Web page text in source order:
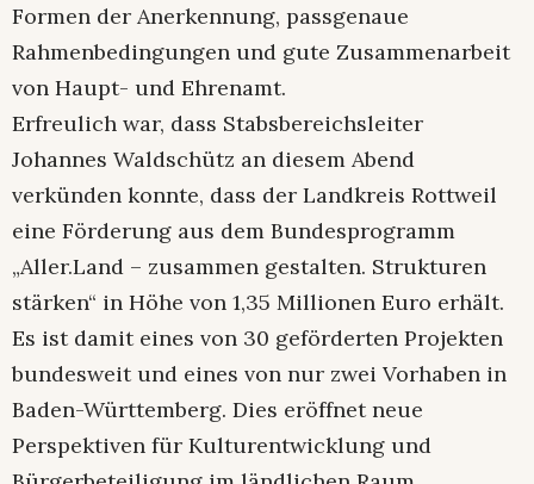
Formen der Anerkennung, passgenaue
Rahmenbedingungen und gute Zusammenarbeit
von Haupt- und Ehrenamt.
Erfreulich war, dass Stabsbereichsleiter
Johannes Waldschütz an diesem Abend
verkünden konnte, dass der Landkreis Rottweil
eine Förderung aus dem Bundesprogramm
„Aller.Land – zusammen gestalten. Strukturen
stärken“ in Höhe von 1,35 Millionen Euro erhält.
Es ist damit eines von 30 geförderten Projekten
bundesweit und eines von nur zwei Vorhaben in
Baden-Württemberg. Dies eröffnet neue
Perspektiven für Kulturentwicklung und